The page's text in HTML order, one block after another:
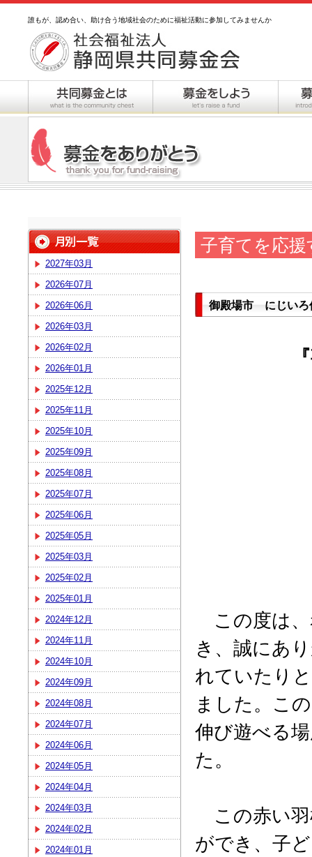
誰もが、認め合い、助け合う地域社会のために福祉活動に参加してみませんか
2027年03月
2026年07月
2026年06月
2026年03月
2026年02月
2026年01月
2025年12月
2025年11月
2025年10月
2025年09月
2025年08月
2025年07月
2025年06月
2025年05月
2025年03月
2025年02月
2025年01月
2024年12月
2024年11月
2024年10月
2024年09月
2024年08月
2024年07月
2024年06月
2024年05月
2024年04月
2024年03月
2024年02月
2024年01月
子育てを応
御殿場市 にじいろ
この度は、
き、誠にあ
れていたり
ました。こ
伸び遊べる
た。
この赤い羽
ができ、子